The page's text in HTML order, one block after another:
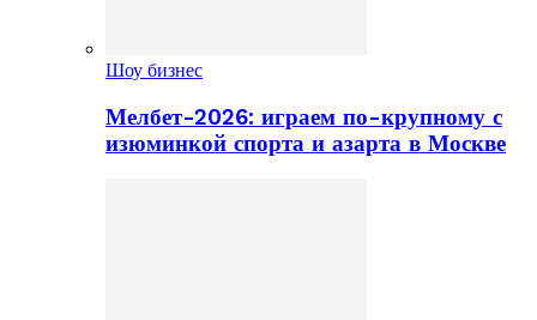
Шоу бизнес
Мелбет-2026: играем по-крупному с
изюминкой спорта и азарта в Москве